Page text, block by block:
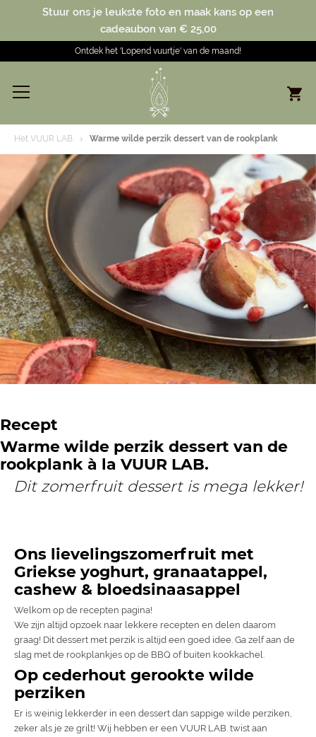
Stuur ons je leukste foto en maak kans op een
cadeaubon van € 25,00
Ontdek het 'Lopend vuurtje' van de maand!
Het VUUR LAB. Warme wilde perzik dessert van de rookplank
Recept
Warme wilde perzik dessert van de
rookplank à la VUUR LAB.
Dit zomerfruit dessert is mega lekker!
Ons lievelingszomerfruit met
Griekse yoghurt, granaatappel,
cashew & bloedsinaasappel
Welkom op de recepten pagina!
We zijn altijd opzoek naar lekkere recepten en delen daarom
graag! Dit dessert met perzik is altijd een goed idee. Ga zelf aan de
slag met de rookplankjes op de BBQ of buiten kookkachel.
Op cederhout gerookte wilde
perziken
Er is weinig lekkerder in een dessert dan sappige wilde perziken,
zeker als je ze grilt! Wij hebben er een VUUR LAB. twist aan